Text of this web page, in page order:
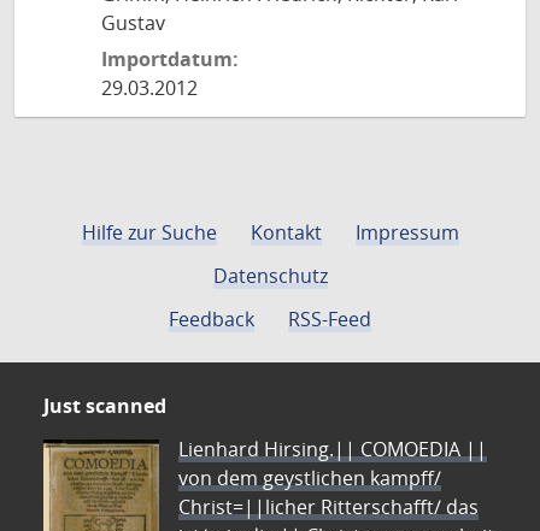
Gustav
Importdatum:
29.03.2012
Hilfe zur Suche Kontakt
Impressum
Datenschutz
Feedback
RSS-Feed
Just scanned
Lienhard Hirsing.|| COMOEDIA ||
von dem geystlichen kampff/
Christ=||licher Ritterschafft/ das